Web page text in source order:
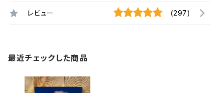
レビュー (297)
最近チェックした商品